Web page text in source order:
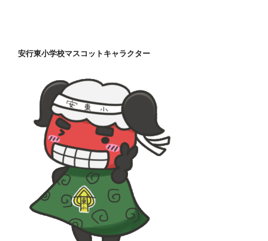
安行東小学校マスコットキャラクター